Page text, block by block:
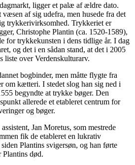
ligger et palæ af ældre dato.
af sig udefra, men husede fra det
trykkerivirksomhed. Trykkeriet er
Christophe Plantin (ca. 1520-1589),
for trykkekunsten i dens tidlige år. I dag
og det i en sådan stand, at det i 2005
liste over Verdenskulturarv.
bogbinder, men måtte flygte fra
om kætteri. I stedet slog han sig ned i
begyndte at trykke bøger. Den
allerede et etableret centrum for
og bøger.
Jan Moretus, som mestrede
fik de etableret en lukrativ
Plantins svigersøn, og han førte
Plantins død.